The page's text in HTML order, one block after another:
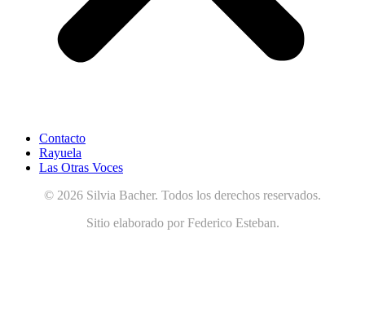
Contacto
Rayuela
Las Otras Voces
© 2026 Silvia Bacher. Todos los derechos reservados.
Sitio elaborado por Federico Esteban.